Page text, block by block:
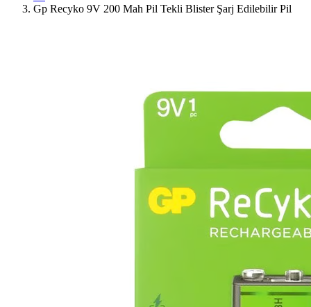
Gp Recyko 9V 200 Mah Pil Tekli Blister Şarj Edilebilir Pil